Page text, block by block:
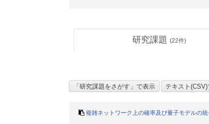
研究課題 (22件)
複雑ネットワーク上の確率及び量子モデルの